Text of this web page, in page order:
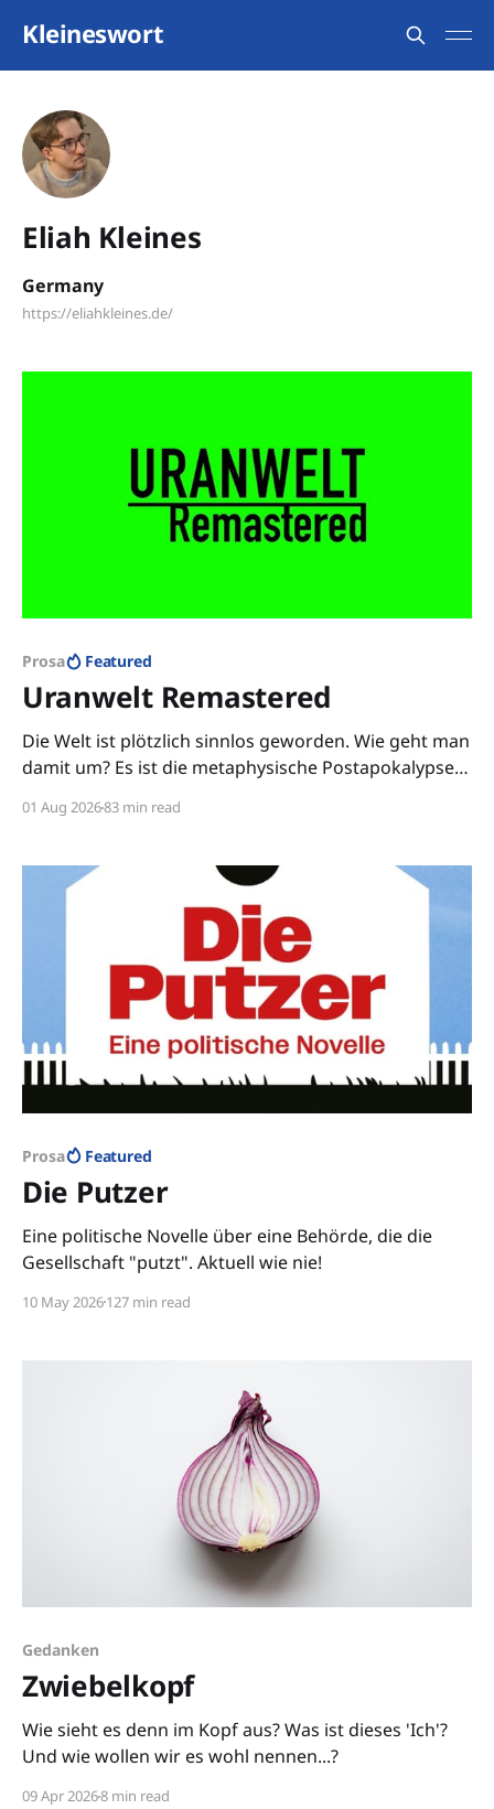
Kleineswort
Eliah Kleines
Germany
https://eliahkleines.de/
Prosa Featured
Uranwelt Remastered
Die Welt ist plötzlich sinnlos geworden. Wie geht man
damit um? Es ist die metaphysische Postapokalypse -
01 Aug 202683 min read
Prosa Featured
Die Putzer
Eine politische Novelle über eine Behörde, die die
Gesellschaft "putzt". Aktuell wie nie!
10 May 2026127 min read
Gedanken
Zwiebelkopf
Wie sieht es denn im Kopf aus? Was ist dieses 'Ich'?
Und wie wollen wir es wohl nennen...?
09 Apr 20268 min read